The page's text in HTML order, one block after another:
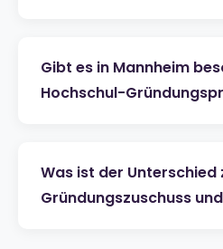
Gibt es in Mannheim
Hochschul-
Was ist der Unterschied
Gründungszuschuss